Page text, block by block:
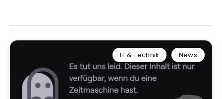
IT & Technik News